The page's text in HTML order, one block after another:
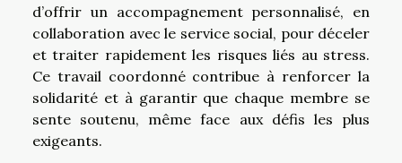
d’offrir un accompagnement personnalisé, en
collaboration avec le service social, pour déceler
et traiter rapidement les risques liés au stress.
Ce travail coordonné contribue à renforcer la
solidarité et à garantir que chaque membre se
sente soutenu, même face aux défis les plus
exigeants.